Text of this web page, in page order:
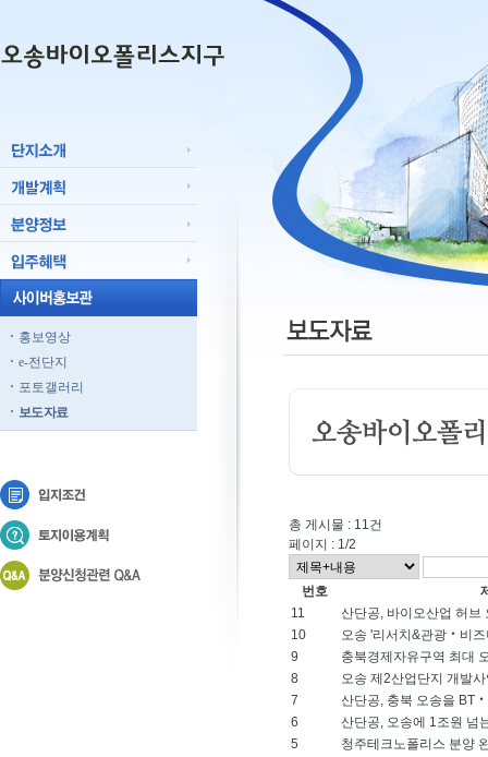
홍보영상
e-전단지
포토갤러리
보도자료
총 게시물 : 11건
페이지 : 1/2
번호
11
산단공, 바이오산업 허브
10
오송 '리서치&관광‧비
9
충북경제자유구역 최대
8
오송 제2산업단지 개발
7
산단공, 충북 오송을
6
산단공, 오송에 1조원 넘
5
청주테크노폴리스 분양